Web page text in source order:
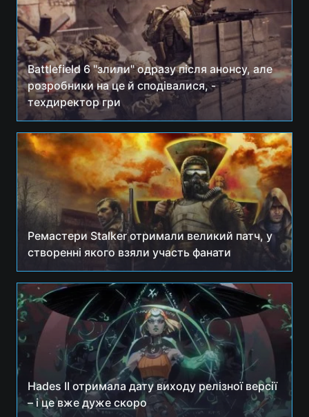
Battlefield 6 "злили" одразу після анонсу, але
розробники на це й сподівалися, -
техдиректор гри
Ремастери Stalker отримали великий патч, у
створенні якого взяли участь фанати
Hades II отримала дату виходу релізної версії
– і це вже дуже скоро